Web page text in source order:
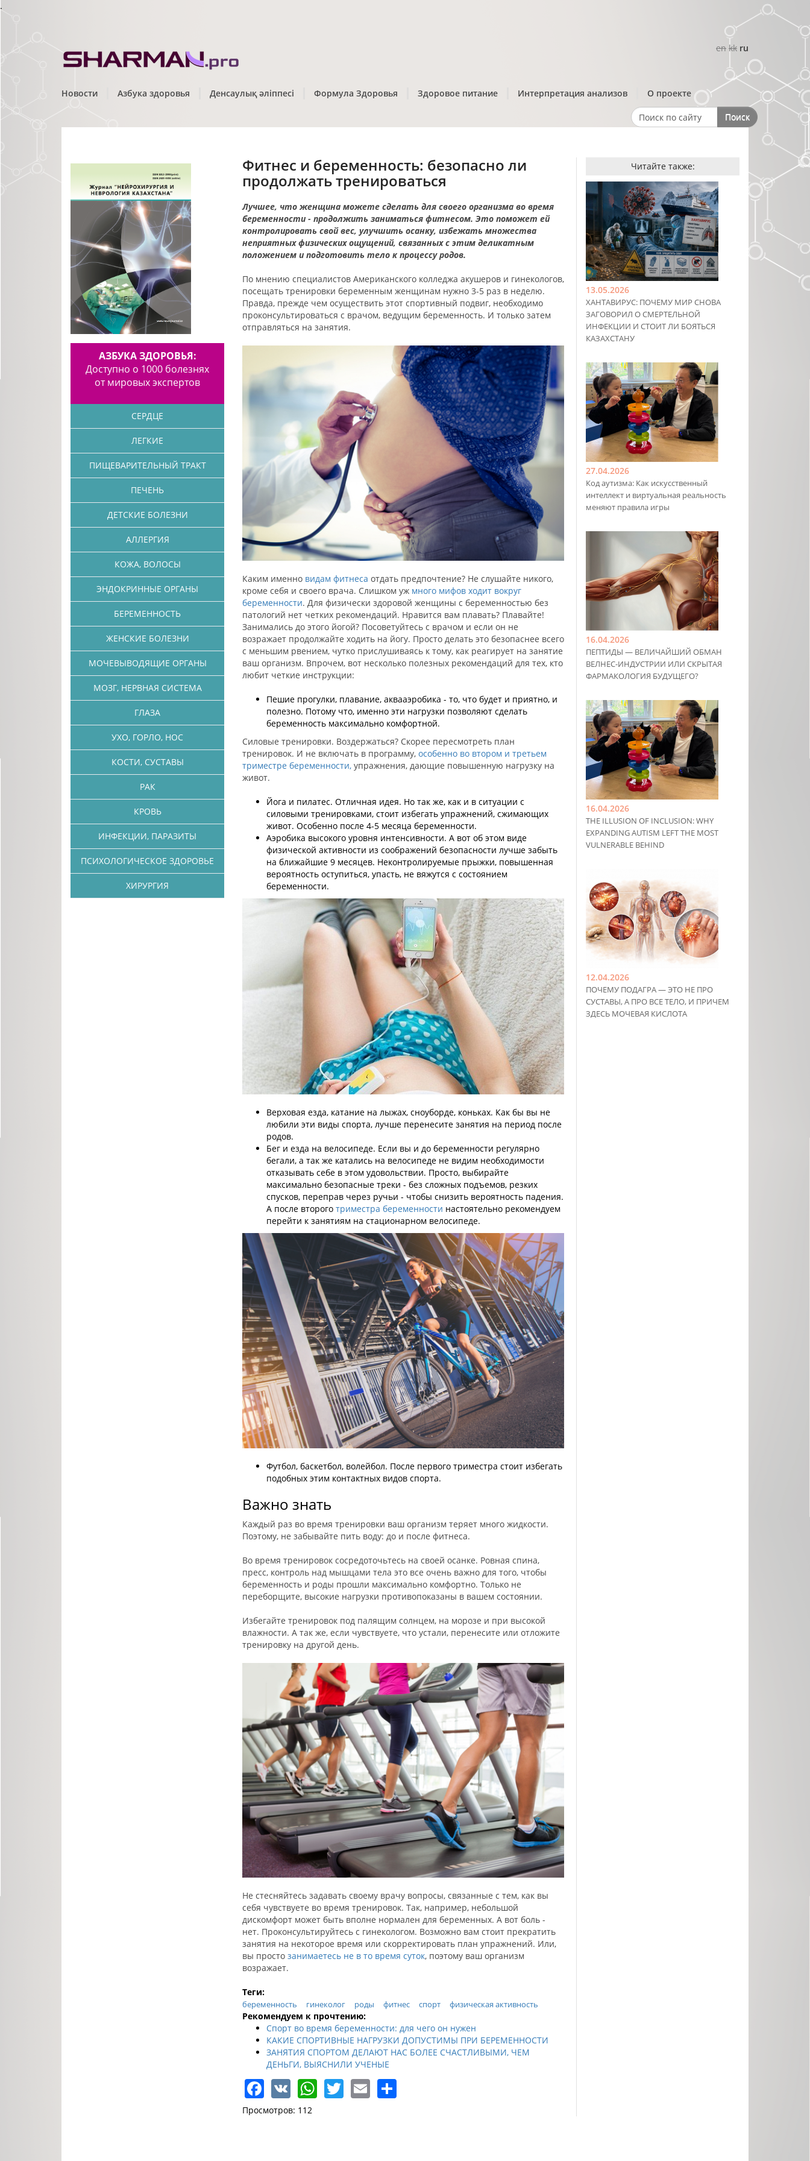
.
en kk ru
Новости Азбука здоровья Денсаулық әліппесі Формула Здоровья Здоровое питание Интерпретация анализов О проекте
Search formПоиск
Фитнес и беременность: безопасно ли
продолжать тренироваться
Лучшее, что женщина можете сделать для своего организма во время
беременности - продолжить заниматься фитнесом. Это поможет ей
контролировать свой вес, улучшить осанку, избежать множества
неприятных физических ощущений, связанных с этим деликатным
положением и подготовить тело к процессу родов.
По мнению специалистов Американского колледжа акушеров и гинекологов,
посещать тренировки беременным женщинам нужно 3-5 раз в неделю.
Правда, прежде чем осуществить этот спортивный подвиг, необходимо
проконсультироваться с врачом, ведущим беременность. И только затем
отправляться на занятия.
Каким именно видам фитнеса отдать предпочтение? Не слушайте никого,
кроме себя и своего врача. Слишком уж много мифов ходит вокруг
беременности. Для физически здоровой женщины с беременностью без
патологий нет четких рекомендаций. Нравится вам плавать? Плавайте!
Занимались до этого йогой? Посоветуйтесь с врачом и если он не
возражает продолжайте ходить на йогу. Просто делать это безопаснее всего
с меньшим рвением, чутко прислушиваясь к тому, как реагирует на занятие
ваш организм. Впрочем, вот несколько полезных рекомендаций для тех, кто
любит четкие инструкции:
Пешие прогулки, плавание, аквааэробика - то, что будет и приятно, и
полезно. Потому что, именно эти нагрузки позволяют сделать
беременность максимально комфортной.
Силовые тренировки. Воздержаться? Скорее пересмотреть план
тренировок. И не включать в программу, особенно во втором и третьем
триместре беременности, упражнения, дающие повышенную нагрузку на
живот.
Йога и пилатес. Отличная идея. Но так же, как и в ситуации с
силовыми тренировками, стоит избегать упражнений, сжимающих
живот. Особенно после 4-5 месяца беременности.
Аэробика высокого уровня интенсивности. А вот об этом виде
физической активности из соображений безопасности лучше забыть
на ближайшие 9 месяцев. Неконтролируемые прыжки, повышенная
вероятность оступиться, упасть, не вяжутся с состоянием
беременности.
Верховая езда, катание на лыжах, сноуборде, коньках. Как бы вы не
любили эти виды спорта, лучше перенесите занятия на период после
родов.
Бег и езда на велосипеде. Если вы и до беременности регулярно
бегали, а так же катались на велосипеде не видим необходимости
отказывать себе в этом удовольствии. Просто, выбирайте
максимально безопасные треки - без сложных подъемов, резких
спусков, переправ через ручьи - чтобы снизить вероятность падения.
А после второго триместра беременности настоятельно рекомендуем
перейти к занятиям на стационарном велосипеде.
Футбол, баскетбол, волейбол. После первого триместра стоит избегать
подобных этим контактных видов спорта.
Важно знать
Каждый раз во время тренировки ваш организм теряет много жидкости.
Поэтому, не забывайте пить воду: до и после фитнеса.
Во время тренировок сосредоточьтесь на своей осанке. Ровная спина,
пресс, контроль над мышцами тела это все очень важно для того, чтобы
беременность и роды прошли максимально комфортно. Только не
переборщите, высокие нагрузки противопоказаны в вашем состоянии.
Избегайте тренировок под палящим солнцем, на морозе и при высокой
влажности. А так же, если чувствуете, что устали, перенесите или отложите
тренировку на другой день.
Не стесняйтесь задавать своему врачу вопросы, связанные с тем, как вы
себя чувствуете во время тренировок. Так, например, небольшой
дискомфорт может быть вполне нормален для беременных. А вот боль -
нет. Проконсультируйтесь с гинекологом. Возможно вам стоит прекратить
занятия на некоторое время или скорректировать план упражнений. Или,
вы просто занимаетесь не в то время суток, поэтому ваш организм
возражает.
Теги:
беременность гинеколог роды фитнес спорт физическая активность
Рекомендуем к прочтению:
Спорт во время беременности: для чего он нужен
КАКИЕ СПОРТИВНЫЕ НАГРУЗКИ ДОПУСТИМЫ ПРИ БЕРЕМЕННОСТИ
ЗАНЯТИЯ СПОРТОМ ДЕЛАЮТ НАС БОЛЕЕ СЧАСТЛИВЫМИ, ЧЕМ
ДЕНЬГИ, ВЫЯСНИЛИ УЧЕНЫЕ
Facebook
VK WhatsApp
Twitter
Email
Просмотров: 112
АЗБУКА ЗДОРОВЬЯ:
Доступно о 1000 болезнях
от мировых экспертов
СЕРДЦЕ
ЛЕГКИЕ
ПИЩЕВАРИТЕЛЬНЫЙ ТРАКТ
ПЕЧЕНЬ
ДЕТСКИЕ БОЛЕЗНИ
АЛЛЕРГИЯ
КОЖА, ВОЛОСЫ
ЭНДОКРИННЫЕ ОРГАНЫ
БЕРЕМЕННОСТЬ
ЖЕНСКИЕ БОЛЕЗНИ
МОЧЕВЫВОДЯЩИЕ ОРГАНЫ
МОЗГ, НЕРВНАЯ СИСТЕМА
ГЛАЗА
УХО, ГОРЛО, НОС
КОСТИ, СУСТАВЫ
РАК
КРОВЬ
ИНФЕКЦИИ, ПАРАЗИТЫ
ПСИХОЛОГИЧЕСКОЕ ЗДОРОВЬЕ
ХИРУРГИЯ
Читайте также:
13.05.2026
ХАНТАВИРУС: ПОЧЕМУ МИР СНОВА
ЗАГОВОРИЛ О СМЕРТЕЛЬНОЙ
ИНФЕКЦИИ И СТОИТ ЛИ БОЯТЬСЯ
КАЗАХСТАНУ
27.04.2026
Код аутизма: Как искусственный
интеллект и виртуальная реальность
меняют правила игры
16.04.2026
ПЕПТИДЫ — ВЕЛИЧАЙШИЙ ОБМАН
ВЕЛНЕС-ИНДУСТРИИ ИЛИ СКРЫТАЯ
ФАРМАКОЛОГИЯ БУДУЩЕГО?
16.04.2026
THE ILLUSION OF INCLUSION: WHY
EXPANDING AUTISM LEFT THE MOST
VULNERABLE BEHIND
12.04.2026
ПОЧЕМУ ПОДАГРА — ЭТО НЕ ПРО
СУСТАВЫ, А ПРО ВСЕ ТЕЛО, И ПРИЧЕМ
ЗДЕСЬ МОЧЕВАЯ КИСЛОТА